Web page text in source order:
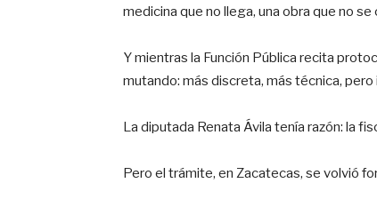
medicina que no llega, una obra que no
Y mientras la Función Pública recita
mutando: más discreta, más técnica, pero
La diputada Renata Ávila tenía razón: la
Pero el trámite, en Zacatecas, se volvió